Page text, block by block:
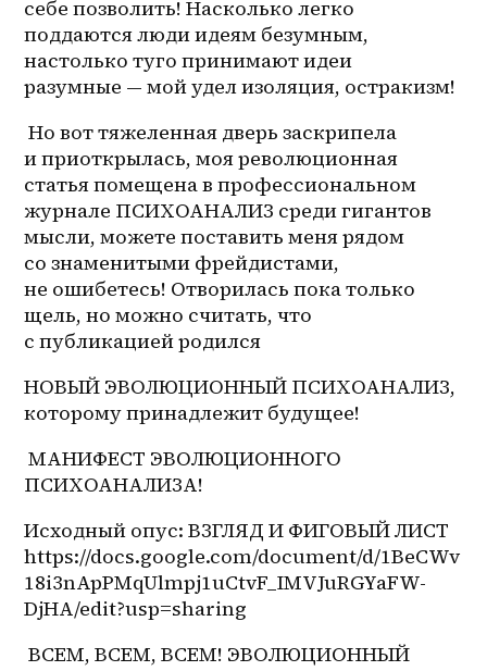
себе позволить! Насколько легко
поддаются люди идеям безумным,
настолько туго принимают идеи
разумные — мой удел изоляция, остракизм!
Но вот тяжеленная дверь заскрипела
и приоткрылась, моя революционная
статья помещена в профессиональном
журнале ПСИХОАНАЛИЗ среди гигантов
мысли, можете поставить меня рядом
со знаменитыми фрейдистами,
не ошибетесь! Отворилась пока только
щель, но можно считать, что
с публикацией родился
НОВЫЙ ЭВОЛЮЦИОННЫЙ ПСИХОАНАЛИЗ,
которому принадлежит будущее!
МАНИФЕСТ ЭВОЛЮЦИОННОГО
ПСИХОАНАЛИЗА!
Исходный опус: ВЗГЛЯД И ФИГОВЫЙ ЛИСТ
https://docs.google.com/document/d/1BeCWv
18i3nApPMqUlmpj1uCtvF_IMVJuRGYaFW-
DjHA/edit?usp=sharing
ВСЕМ, ВСЕМ, ВСЕМ! ЭВОЛЮЦИОННЫЙ